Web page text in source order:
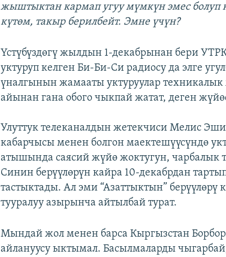
жыштыктан кармап угуу мүмкүн эмес болуп
күтөм, такыр берилбейт. Эмне үчүн?
Үстүбүздөгү жылдын 1-декабрынан бери
уктуруп келген Би-Би-Си радиосу да элге
үналгынын жамааты уктуруулар
айынан гана обого чыкпай жатат, деген
Улуттук телеканалдын жетекчиси Мелис
кабарчысы менен болгон маектешүүсүндө
атышында саясий жүйө жоктугун, чарбалык
Синин берүүлөрүн кайра 10-декабрдан
тастыктады. Ал эми “Азаттыктын”
тууралуу азырынча айтылбай турат.
Мындай жол менен барса Кыргызстан Борбор
айлануусу ыктымал. Басылмаларды